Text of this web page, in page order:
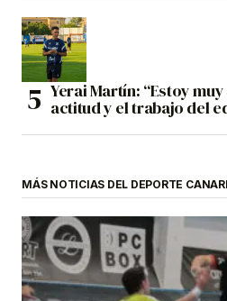
Yerai Martín: “Estoy
actitud y el trabajo del
MÁS NOTICIAS DEL DEPORTE